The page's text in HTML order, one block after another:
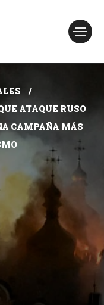
ATAQUE RUSO
CAMPAÑA MÁS